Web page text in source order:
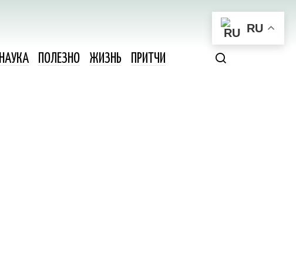
НАУКА ПОЛЕЗНО ЖИЗНЬ ПРИТЧИ
RU